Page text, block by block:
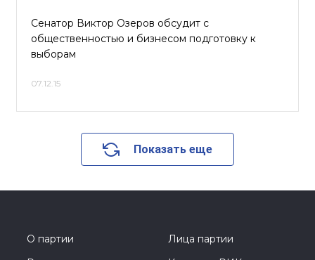
Сенатор Виктор Озеров обсудит с
общественностью и бизнесом подготовку к
выборам
07.12.15
Показать еще
О партии
Лица партии